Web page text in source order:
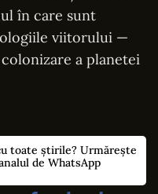
în care sunt
viitorului —
a planetei
toate știrile? Urmărește
de WhatsApp